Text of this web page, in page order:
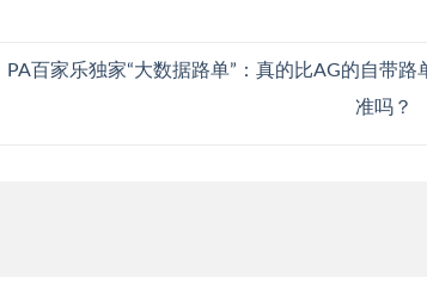
PA百家乐独家“大数据路单”：真的比AG的自带路
准吗？